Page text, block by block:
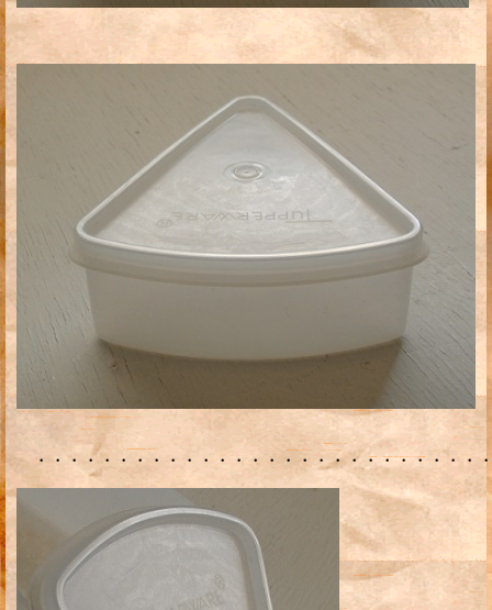
・・・・・・・・・・・・・・・・・・・・・・・・・・・